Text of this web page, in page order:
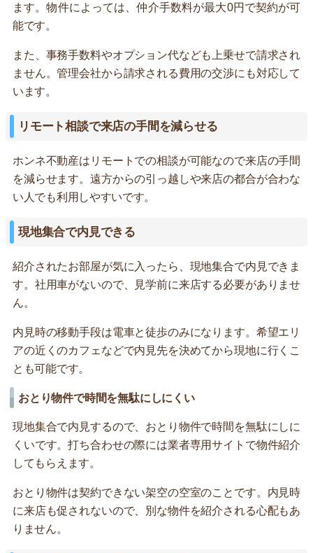
ます。物件によっては、仲介手数料が最大0円で契約が可
能です。
また、事務手数料やオプション代なども上乗せで請求され
ません。管理会社から請求される費用の交渉にも対応して
います。
リモート相談で来店の手間を減らせる
ホンネ不動産はリモートでの相談が可能なので来店の手間
を減らせます。遠方からの引っ越しや来店の都合が合わな
い人でも利用しやすいです。
現地集合で内見できる
紹介されたお部屋が気に入ったら、現地集合で内見できま
す。社用車がないので、見学前に来店する必要がありませ
ん。
内見時の移動手段は電車と徒歩のみになります。希望エリ
アの近くのカフェなどで内見先を決めてから現地に行くこ
とも可能です。
おとり物件で時間を無駄にしにくい
現地集合で内見するので、おとり物件で時間を無駄にしに
くいです。打ち合わせの際には業者専用サイトで物件紹介
してもらえます。
おとり物件は契約できない架空の空室のことです。内見時
に来店も促されないので、別な物件を紹介される心配もあ
りません。